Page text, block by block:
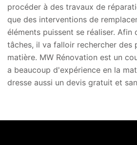
procéder à des travaux de
que des interventions de
éléments puissent se réaliser. Afin
tâches, il va falloir rechercher des
matière. MW Rénovation est un
a beaucoup d'expérience en la
dresse aussi un devis gratuit et